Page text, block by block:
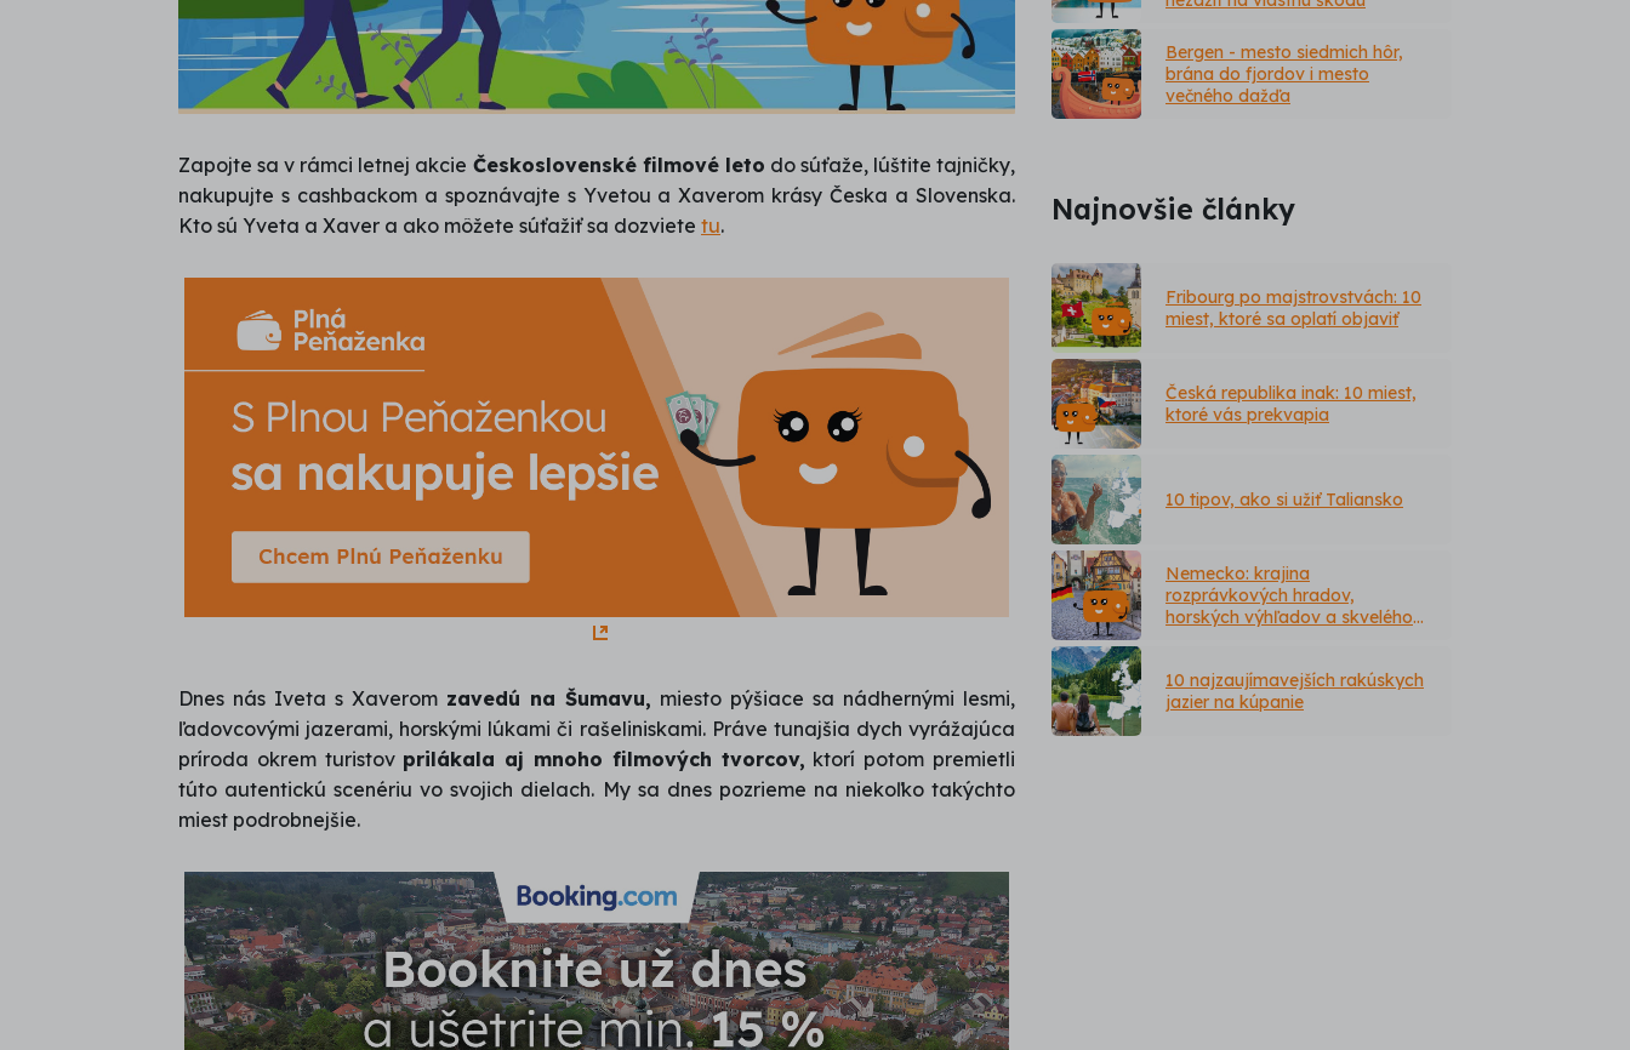
Zapojte sa v rámci letnej akcie Československé filmové leto do súťaže, lúštite tajničky,
nakupujte s cashbackom a spoznávajte s Yvetou a Xaverom krásy Česka a Slovenska.
Kto sú Yveta a Xaver a ako môžete súťažiť sa dozviete tu.
Dnes nás Iveta s Xaverom zavedú na Šumavu, miesto pýšiace sa nádhernými lesmi,
ľadovcovými jazerami, horskými lúkami či rašeliniskami. Práve tunajšia dych vyrážajúca
príroda okrem turistov prilákala aj mnoho filmových tvorcov, ktorí potom premietli
túto autentickú scenériu vo svojich dielach. My sa dnes pozrieme na niekoľko takýchto
miest podrobnejšie.
Bergen - mesto siedmich hôr,
brána do fjordov i mesto
večného dažďa
Najnovšie články
Fribourg po majstrovstvách: 10
miest, ktoré sa oplatí objaviť
Česká republika inak: 10 miest,
ktoré vás prekvapia
10 tipov, ako si užiť Taliansko
Nemecko: krajina
rozprávkových hradov,
horských výhľadov a skvelého
10 najzaujímavejších rakúskych
jazier na kúpanie